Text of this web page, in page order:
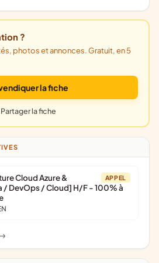
?
la fiche
Partager la fiche
APPEL
Cloud Azure &
/ DevOps / Cloud] H/F - 100% à